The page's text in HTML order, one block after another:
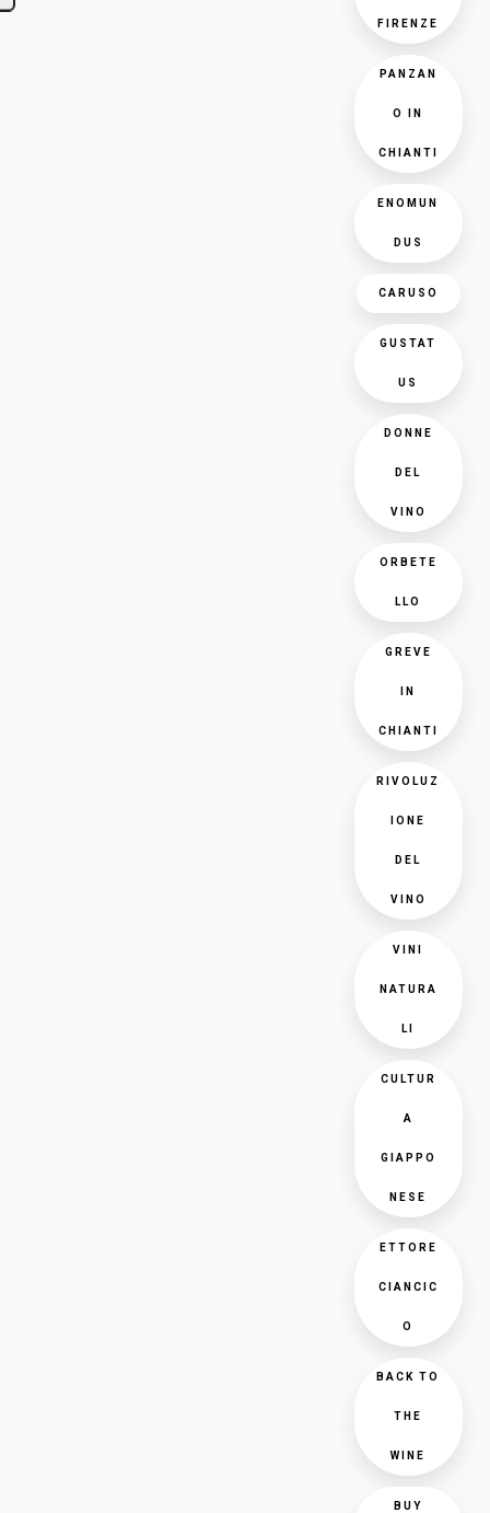
FIRENZE
PANZAN
O IN
CHIANTI
ENOMUN
DUS
CARUSO
GUSTAT
US
DONNE
DEL
VINO
ORBETE
LLO
GREVE
IN
CHIANTI
RIVOLUZ
IONE
DEL
VINO
VINI
NATURA
LI
CULTUR
A
GIAPPO
NESE
ETTORE
CIANCIC
O
BACK TO
THE
WINE
BUY